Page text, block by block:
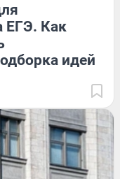
ЕГЭ. Как
идей